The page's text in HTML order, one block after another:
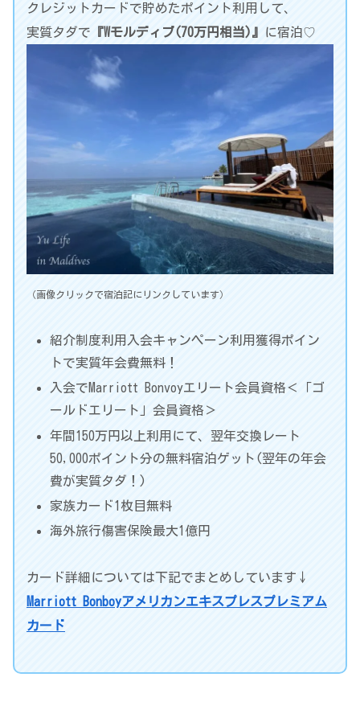
クレジットカードで貯めたポイント利用して、
実質タダで 『Wモルディブ(70万円相当)』 に宿泊♡
（画像クリックで宿泊記にリンクしています）
紹介制度利用入会キャンペーン利用獲得ポイン
トで実質年会費無料！
入会でMarriott Bonvoyエリート会員資格＜「ゴ
ールドエリート」会員資格＞
年間150万円以上利用にて、翌年交換レート
50,000ポイント分の無料宿泊ゲット(翌年の年会
費が実質タダ！)
家族カード1枚目無料
海外旅行傷害保険最大1億円
カード詳細については下記でまとめしています↓
Marriott Bonboyアメリカンエキスプレスプレミアム
カード